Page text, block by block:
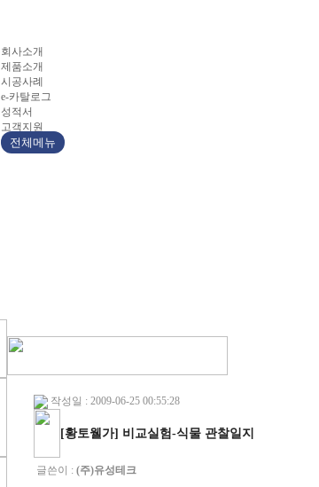
회사소개
제품소개
시공사례
e-카탈로그
성적서
고객지원
전체메뉴
작성일 : 2009-06-25 00:55:28
[황토웰가] 비교실험-식물 관찰일지
글쓴이 : (주)유성테크